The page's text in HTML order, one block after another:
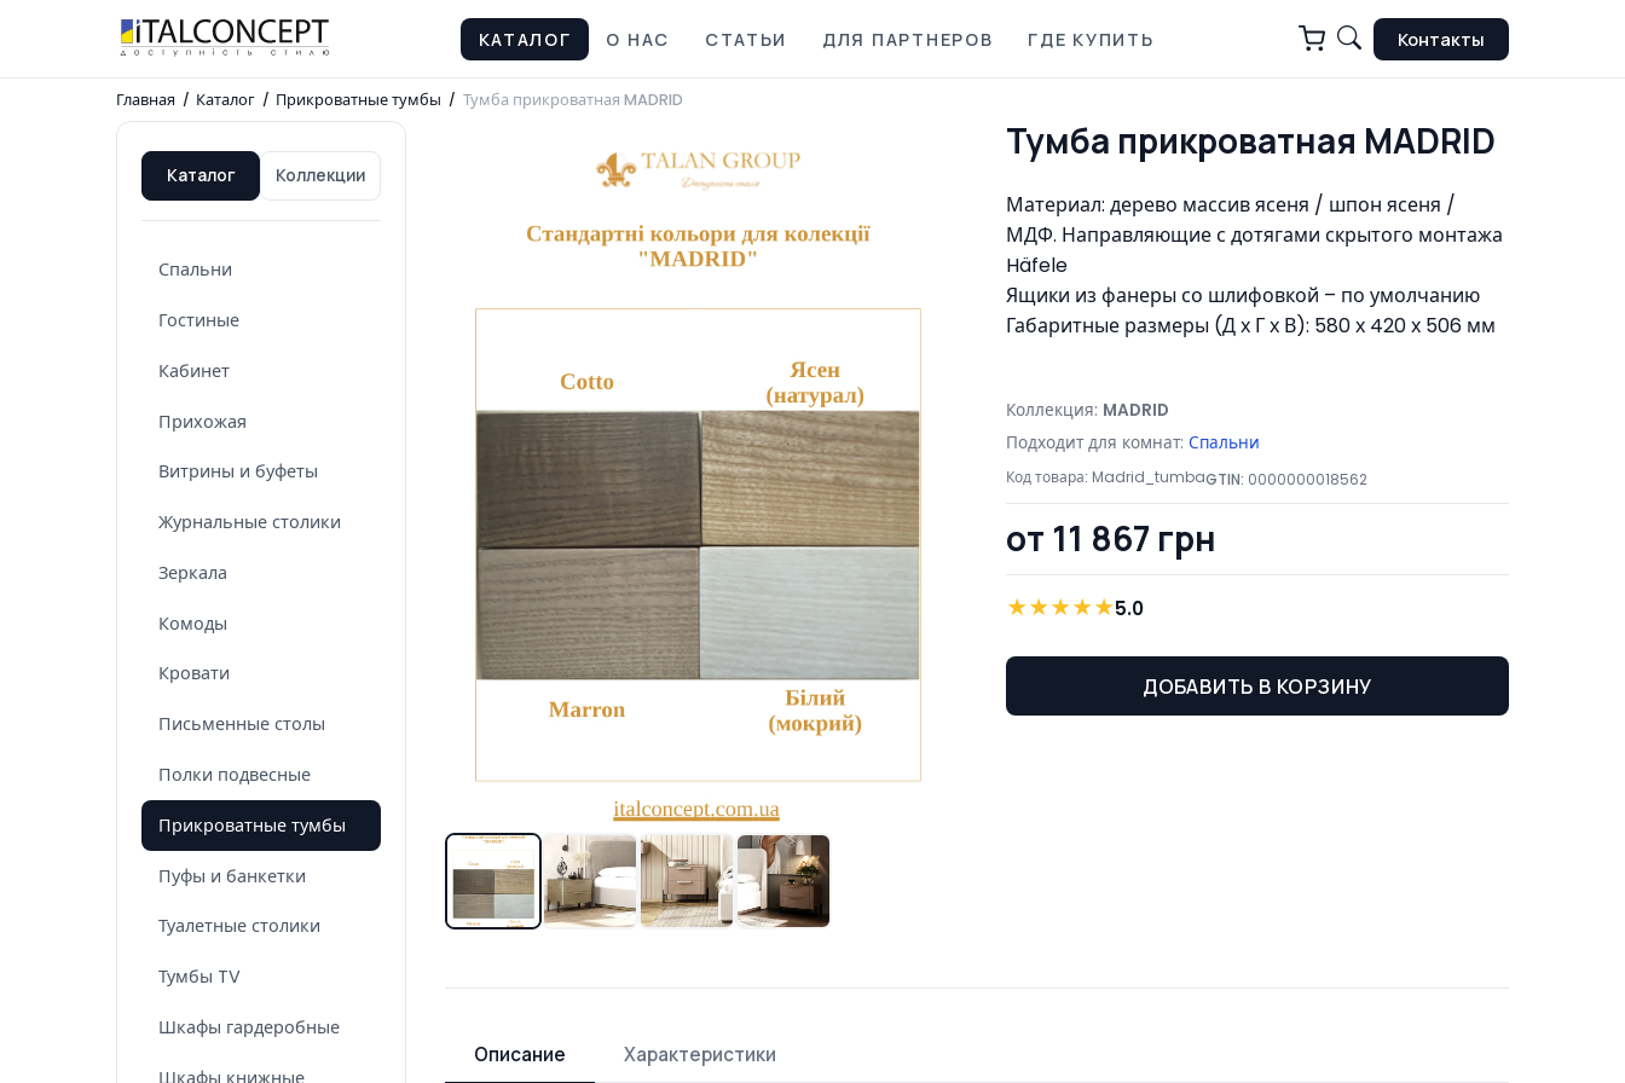
КАТАЛОГ О НАС СТАТЬИ ДЛЯ ПАРТНЕРОВ ГДЕ КУПИТЬ Контакты
Главная / Каталог / Прикроватные тумбы / Тумба прикроватная MADRID
Каталог Коллекции
Спальни
Гостиные
Кабинет
Прихожая
Витрины и буфеты
Журнальные столики
Зеркала
Комоды
Кровати
Письменные столы
Полки подвесные
Прикроватные тумбы
Пуфы и банкетки
Туалетные столики
Тумбы TV
Шкафы гардеробные
Шкафы книжные
Тумба прикроватная MADRID
Материал: дерево массив ясеня / шпон ясеня /
МДФ. Направляющие с дотягами скрытого монтажа
Häfele
Ящики из фанеры со шлифовкой – по умолчанию
Габаритные размеры (Д х Г х В): 580 х 420 х 506 мм
Коллекция: MADRID
Подходит для комнат: Спальни
Код товара: Madrid_tumbaGTIN: 0000000018562
от 11 867 грн
★★★★★5.0
ДОБАВИТЬ В КОРЗИНУ
Описание Характеристики